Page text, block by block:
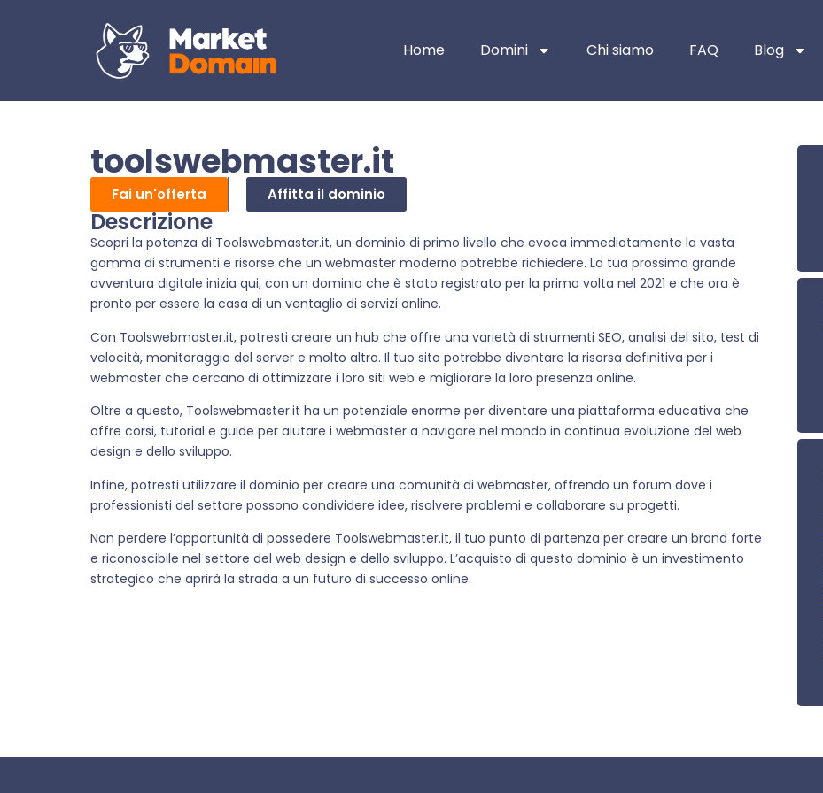
Home Domini Chi siamo FAQ Blog
toolswebmaster.it
Fai un'offerta Affitta il dominio
Descrizione
Scopri la potenza di Toolswebmaster.it, un dominio di primo livello che evoca immediatamente la vasta
gamma di strumenti e risorse che un webmaster moderno potrebbe richiedere. La tua prossima grande
avventura digitale inizia qui, con un dominio che è stato registrato per la prima volta nel 2021 e che ora è
pronto per essere la casa di un ventaglio di servizi online.
Con Toolswebmaster.it, potresti creare un hub che offre una varietà di strumenti SEO, analisi del sito, test di
velocità, monitoraggio del server e molto altro. Il tuo sito potrebbe diventare la risorsa definitiva per i
webmaster che cercano di ottimizzare i loro siti web e migliorare la loro presenza online.
Oltre a questo, Toolswebmaster.it ha un potenziale enorme per diventare una piattaforma educativa che
offre corsi, tutorial e guide per aiutare i webmaster a navigare nel mondo in continua evoluzione del web
design e dello sviluppo.
Infine, potresti utilizzare il dominio per creare una comunità di webmaster, offrendo un forum dove i
professionisti del settore possono condividere idee, risolvere problemi e collaborare su progetti.
Non perdere l’opportunità di possedere Toolswebmaster.it, il tuo punto di partenza per creare un brand forte
e riconoscibile nel settore del web design e dello sviluppo. L’acquisto di questo dominio è un investimento
strategico che aprirà la strada a un futuro di successo online.